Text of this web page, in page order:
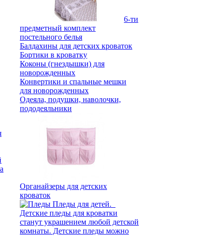
6-ти
предметный комплект
постельного белья
Балдахины для детских кроваток
Бортики в кроватку
Коконы (гнездышки) для
новорожденных
Конвертики и спальные мешки
для новорожденных
Одеяла, подушки, наволочки,
пододеяльники
Органайзеры для детских
кроваток